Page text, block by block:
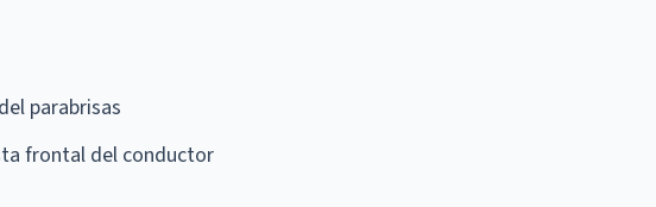
parabrisas
frontal del conductor